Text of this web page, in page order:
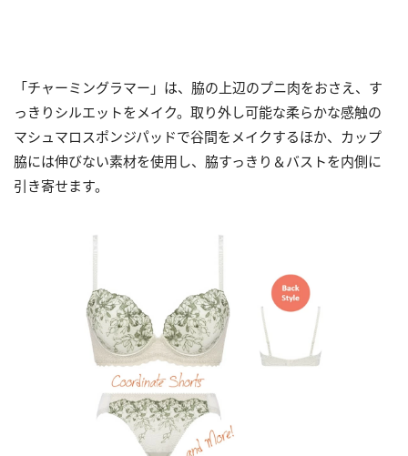
「チャーミングラマー」は、脇の上辺のプニ肉をおさえ、す
っきりシルエットをメイク。取り外し可能な柔らかな感触の
マシュマロスポンジパッドで谷間をメイクするほか、カップ
脇には伸びない素材を使用し、脇すっきり＆バストを内側に
引き寄せます。